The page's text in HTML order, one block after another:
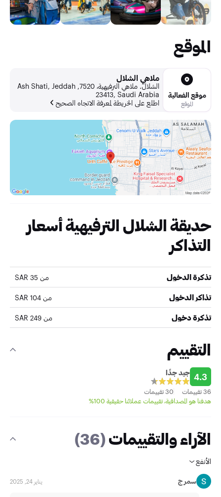
الموقع
موقع الفعالية
الموقع
ملاهي الشلال
الشلال. ملاهي الترفيهية، 7520, Ash Shati, Jeddah
23413, Saudi Arabia
اطلع على الخريطة لمعرفة الاتجاه الصحيح
حديقة الشلال الترفيهية أسعار
التذاكر
تذكرة الدخول من 35 SAR
تذاكر الدخول من 104 SAR
تذكرة دخول من 249 SAR
التقييم
4.3 جيد جدًا
36 تقييمات
30 تقييمات
هدفنا هو المصداقية، تقييمات عملائنا حقيقية 100%
الآراء والتقييمات (36)
الأنفع
سمر ج يناير 24, 2025